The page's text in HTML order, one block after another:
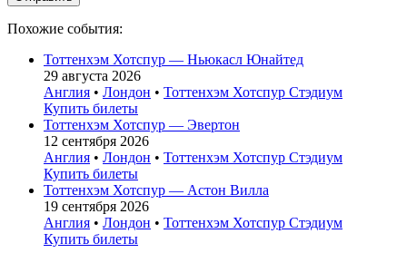
Похожие события:
Тоттенхэм Хотспур — Ньюкасл Юнайтед
29 августа 2026
Англия • Лондон • Тоттенхэм Хотспур Стэдиум
Купить билеты
Тоттенхэм Хотспур — Эвертон
12 сентября 2026
Англия • Лондон • Тоттенхэм Хотспур Стэдиум
Купить билеты
Тоттенхэм Хотспур — Астон Вилла
19 сентября 2026
Англия • Лондон • Тоттенхэм Хотспур Стэдиум
Купить билеты